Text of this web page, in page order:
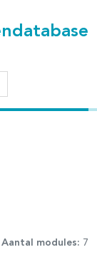
Aantal modules: 7